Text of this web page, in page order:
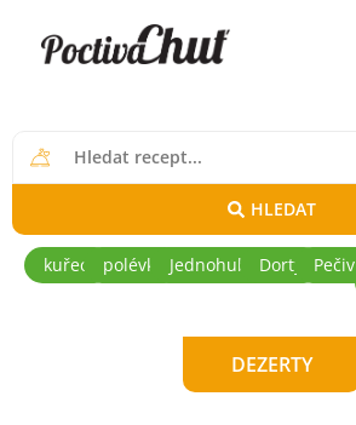
HLEDAT
kuřecí polévky JednohubkyDorty Pečivo
DEZERTY